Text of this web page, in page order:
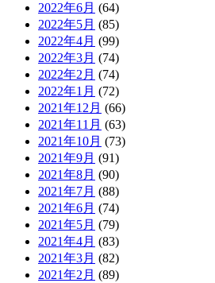
2022年6月 (64)
2022年5月 (85)
2022年4月 (99)
2022年3月 (74)
2022年2月 (74)
2022年1月 (72)
2021年12月 (66)
2021年11月 (63)
2021年10月 (73)
2021年9月 (91)
2021年8月 (90)
2021年7月 (88)
2021年6月 (74)
2021年5月 (79)
2021年4月 (83)
2021年3月 (82)
2021年2月 (89)